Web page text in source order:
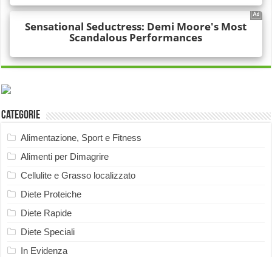
Categorie
Alimentazione, Sport e Fitness
Alimenti per Dimagrire
Cellulite e Grasso localizzato
Diete Proteiche
Diete Rapide
Diete Speciali
In Evidenza